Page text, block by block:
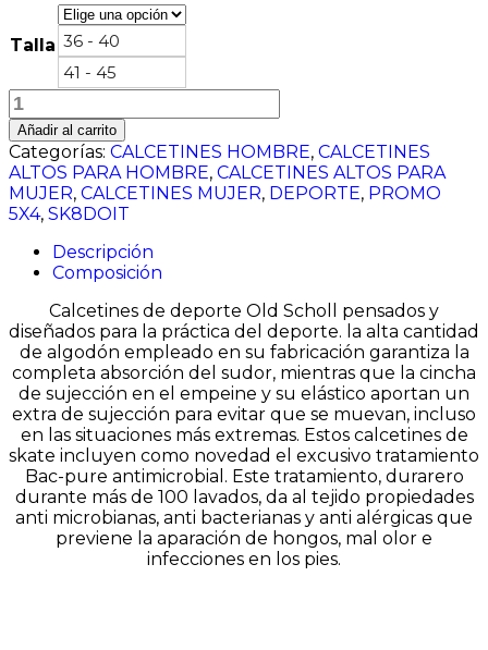
Talla 36 - 40
41 - 45
BLANCO
RAYA
AZUL
ROJA
ALTOS
cantidad
Añadir al carrito
Categorías: CALCETINES HOMBRE, CALCETINES
ALTOS PARA HOMBRE, CALCETINES ALTOS PARA
MUJER, CALCETINES MUJER, DEPORTE, PROMO
5X4, SK8DOIT
Descripción
Composición
Calcetines de deporte Old Scholl pensados y
diseñados para la práctica del deporte. la alta cantidad
de algodón empleado en su fabricación garantiza la
completa absorción del sudor, mientras que la cincha
de sujección en el empeine y su elástico aportan un
extra de sujección para evitar que se muevan, incluso
en las situaciones más extremas. Estos calcetines de
skate incluyen como novedad el excusivo tratamiento
Bac-pure antimicrobial. Este tratamiento, durarero
durante más de 100 lavados, da al tejido propiedades
anti microbianas, anti bacterianas y anti alérgicas que
previene la aparación de hongos, mal olor e
infecciones en los pies.